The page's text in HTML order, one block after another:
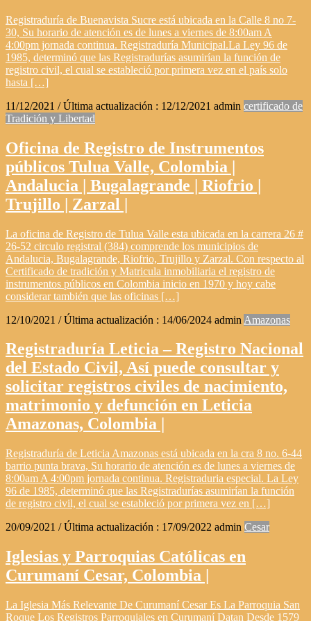
Registraduría de Buenavista Sucre está ubicada en la Calle 8 no 7-
30, Su horario de atención es de lunes a viernes de 8:00am A
4:00pm jornada continua. Registraduría Municipal.La Ley 96 de
1985, determinó que las Registradurías asumirían la función de
registro civil, el cual se estableció por primera vez en el país solo
hasta […]
11/12/2021 / Última actualización : 12/12/2021 admin certificado de
Tradición y Libertad
Oficina de Registro de Instrumentos
públicos Tulua Valle, Colombia |
Andalucia | Bugalagrande | Riofrio |
Trujillo | Zarzal |
La oficina de Registro de Tulua Valle esta ubicada en la carrera 26 #
26-52 circulo registral (384) comprende los municipios de
Andalucia, Bugalagrande, Riofrio, Trujillo y Zarzal. Con respecto al
Certificado de tradición y Matricula inmobiliaria el registro de
instrumentos públicos en Colombia inicio en 1970 y hoy cabe
considerar también que las oficinas […]
12/10/2021 / Última actualización : 14/06/2024 admin Amazonas
Registraduría Leticia – Registro Nacional
del Estado Civil, Así puede consultar y
solicitar registros civiles de nacimiento,
matrimonio y defunción en Leticia
Amazonas, Colombia |
Registraduría de Leticia Amazonas está ubicada en la cra 8 no. 6-44
barrio punta brava, Su horario de atención es de lunes a viernes de
8:00am A 4:00pm jornada continua. Registraduria especial. La Ley
96 de 1985, determinó que las Registradurías asumirían la función
de registro civil, el cual se estableció por primera vez en […]
20/09/2021 / Última actualización : 17/09/2022 admin Cesar
Iglesias y Parroquias Católicas en
Curumaní Cesar, Colombia |
La Iglesia Más Relevante De Curumaní Cesar Es La Parroquia San
Roque Los Registros Parroquiales en Curumaní Datan Desde 1579